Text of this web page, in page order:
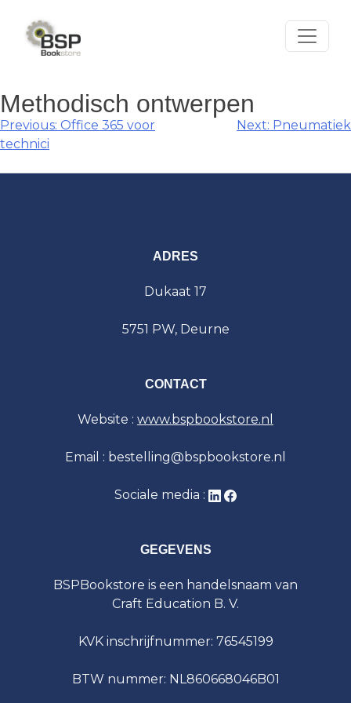
content
Methodisch ontwerpen
Berichtnavigatie
Previous: Office 365 voor
technici
Next: Pneumatiek
ADRES
Dukaat 17
5751 PW, Deurne
CONTACT
Website : www.bspbookstore.nl
Email : bestelling@bspbookstore.nl
Sociale media :
GEGEVENS
BSPBookstore is een handelsnaam van
Craft Education B. V.
KVK inschrijfnummer: 76545199
BTW nummer: NL860668046B01